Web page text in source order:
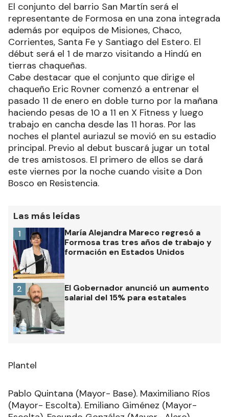
El conjunto del barrio San Martín será el
representante de Formosa en una zona integrada
además por equipos de Misiones, Chaco,
Corrientes, Santa Fe y Santiago del Estero. El
début será el 1 de marzo visitando a Hindú en
tierras chaqueñas.
Cabe destacar que el conjunto que dirige el
chaqueño Eric Rovner comenzó a entrenar el
pasado 11 de enero en doble turno por la mañana
haciendo pesas de 10 a 11 en X Fitness y luego
trabajo en cancha desde las 11 horas. Por las
noches el plantel auriazul se movió en su estadio
principal. Previo al debut buscará jugar un total
de tres amistosos. El primero de ellos se dará
este viernes por la noche cuando visite a Don
Bosco en Resistencia.
Las más leídas
María Alejandra Mareco regresó a
Formosa tras tres años de trabajo y
formación en Estados Unidos
1
El Gobernador anunció un aumento
salarial del 15% para estatales
2
Plantel
Pablo Quintana (Mayor- Base). Maximiliano Ríos
(Mayor- Escolta). Emiliano Giménez (Mayor-